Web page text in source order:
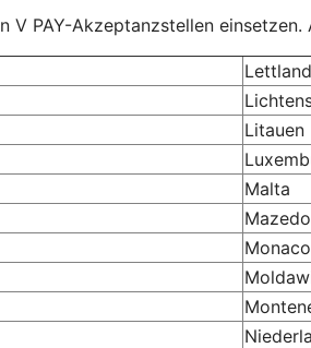
V PAY-Akzeptanzstellen
Lettland
Litauen
Malta
Monaco